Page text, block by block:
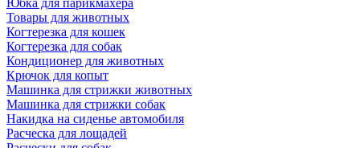
Юбка для парикмахера
Товары для животных
Когтерезка для кошек
Когтерезка для собак
Кондиционер для животных
Крючок для копыт
Машинка для стрижки животных
Машинка для стрижки собак
Накидка на сиденье автомобиля
Расческа для лощадей